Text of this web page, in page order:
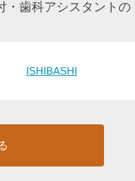
・歯科アシスタントの
ISHIBASHI